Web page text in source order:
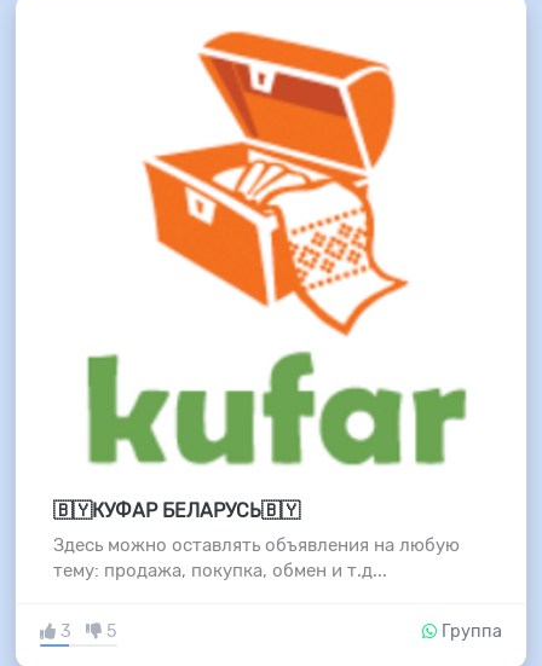
🇧🇾КУФАР БЕЛАРУСЬ🇧🇾
Здесь можно оставлять объявления на любую
тему: продажа, покупка, обмен и т.д...
3 5 Группа